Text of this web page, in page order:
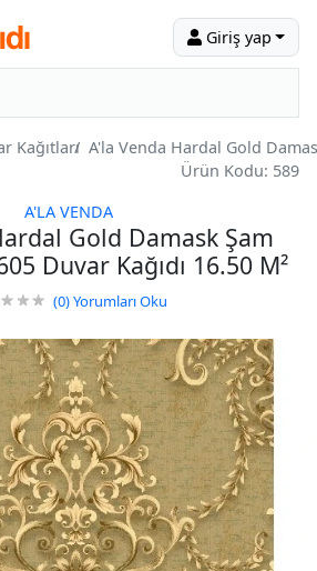
Giriş yap
Kağıtları A'la Venda Hardal Gold
Ürün Kodu: 589
A'LA VENDA
Gold Damask Şam
Duvar Kağıdı 16.50 M²
(0)Yorumları Oku